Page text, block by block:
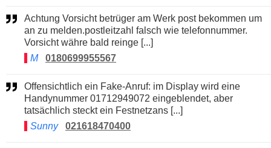
Achtung Vorsicht betrüger am Werk post bekommen um
an zu melden.postleitzahl falsch wie telefonnummer.
Vorsicht währe bald reinge [...]
M
0180699955567
Offensichtlich ein Fake-Anruf: im Display wird eine
Handynummer 01712949072 eingeblendet, aber
tatsächlich steckt ein Festnetzans [...]
Sunny
021618470400